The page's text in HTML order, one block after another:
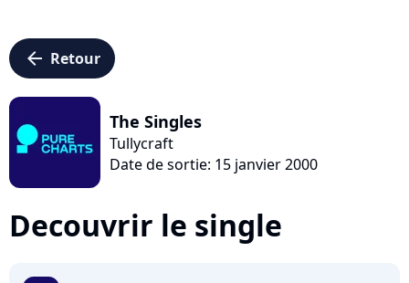
arrow_left Retour
The Singles
Tullycraft
Date de sortie: 15 janvier 2000
Decouvrir le single